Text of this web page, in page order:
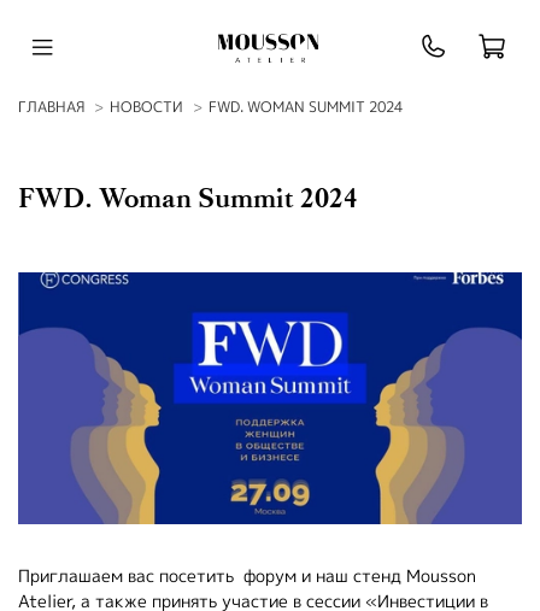
ГЛАВНАЯ НОВОСТИ FWD. WOMAN SUMMIT 2024
FWD. Woman Summit 2024
Приглашаем вас посетить форум и наш стенд Mousson
Atelier, а также принять участие в сессии «Инвестиции в